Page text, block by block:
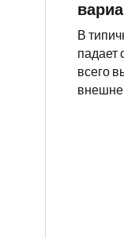
В
падает
всего